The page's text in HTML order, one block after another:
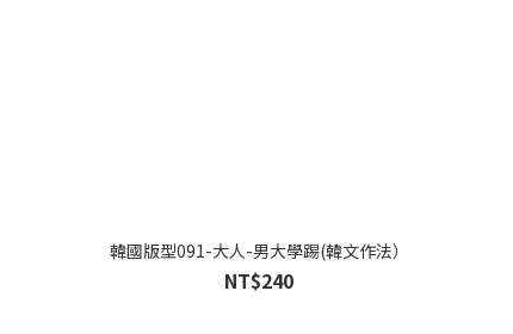
韓國版型091-大人-男大學踢(韓文作法）
NT$240